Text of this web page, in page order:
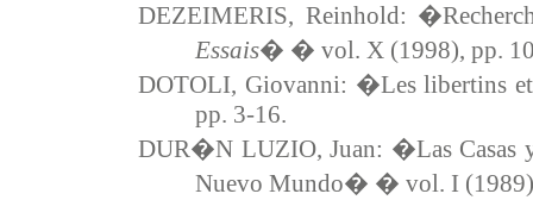
DEZEIMERIS, Reinhold:
Essais� � vol. X (1998), pp.
DOTOLI, Giovanni: �Les libertins
pp. 3-16.
DUR�N LUZIO, Juan: �Las Casas
Nuevo Mundo� � vol. I